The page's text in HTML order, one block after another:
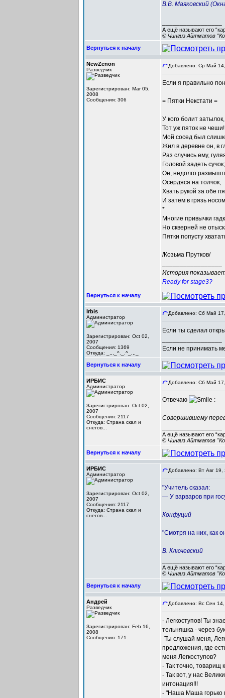
В.В. Маяковский
А ещё называют его
© Чингиз Айтматов
Вернуться к началу
NewZenon
Разведчик
Зарегистрирован: Mar 05,
2008
Сообщения: 306
Добавлено: Ср Май
Если я правильно
= Пятки Некстати =
У кого болит затылок,
Тот уж пяток не чеши!
Мой сосед был
Жил в деревне он, в
Раз случись ему,
Головой задеть сучок;
Он, недолго
Осердяся на толчок,
Хвать рукой за обе
И затем в грязь
*
Многие привычки
Но скверней не
Пятки попусту
/Козьма Прутков/
История
Ready for stage3?
Вернуться к началу
Irbis
Администратор
Зарегистрирован: Oct 02,
2007
Сообщения: 1369
Откуда: _,,,_^._.^_,,,_
Добавлено: Сб Май
Если ты сделал
Если не принимать
Вернуться к началу
ИРБИС
Администратор
Зарегистрирован: Oct 02,
2007
Сообщения: 2117
Откуда: Cтрана скал и
снегов...
Добавлено: Сб Май
Отвечаю :
Совершившему
А ещё называют его
© Чингиз Айтматов
Вернуться к началу
ИРБИС
Администратор
Зарегистрирован: Oct 02,
2007
Сообщения: 2117
Откуда: Cтрана скал и
снегов...
Добавлено: Вт Авг
"Учитель сказал:
— У варваров при
Конфуций
"Смотря на них, как
В. Ключевский
А ещё называют его
© Чингиз Айтматов
Вернуться к началу
Андрей
Разведчик
Зарегистрирован: Feb 16,
2008
Сообщения: 171
Добавлено: Вс Сен
- Легкоступов! Ты
тельняшка - через
-Ты слушай меня,
предложения, где
меня Легкоступов?
- Так точно, товарищ
- Так вот, у нас
интонация!!!
- "Наша Маша горько